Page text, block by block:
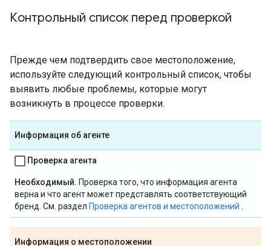
Контрольный список перед проверкой
Прежде чем подтвердить свое местоположение,
используйте следующий контрольный список, чтобы
выявить любые проблемы, которые могут
возникнуть в процессе проверки.
Информация об агенте
Проверка агента
Необходимый. Проверка того, что информация агента
верна и что агент может представлять соответствующий
бренд. См. раздел Проверка агентов и местоположений .
Информация о местоположении